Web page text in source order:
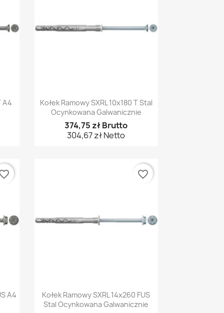
A4
Szybki podgląd
Kołek Ramowy SXRL 10x180 T Stal
Ocynkowana Galwanicznie
374,75 zł Brutto
304,67 zł Netto
A4
Szybki podgląd
Kołek Ramowy SXRL 14x260 FUS
Stal Ocynkowana Galwanicznie
favorite_border